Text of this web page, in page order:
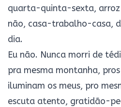
quarta-quinta-sexta,
não, casa-trabalho-casa,
dia.
Eu não. Nunca morri de
pra mesma montanha,
iluminam os meus, pro
escuta atento, gratidão-